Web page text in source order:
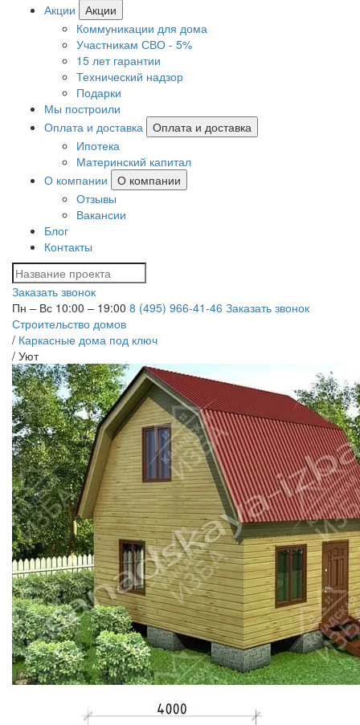
Акции
Акции
Коммуникации для дома
Участникам СВО - 5%
15 лет гарантии
Технический надзор
Подарки
Мы построили
Оплата и доставка
Оплата и доставка
Ипотека
Материнский капитал
О компании
О компании
Отзывы
Вакансии
Блог
Контакты
Заказать звонок
Пн – Вс 10:00 – 19:00 8 (495) 966-41-46 Заказать звонок
Строительство домов
/ Каркасные дома под ключ
/ Уют